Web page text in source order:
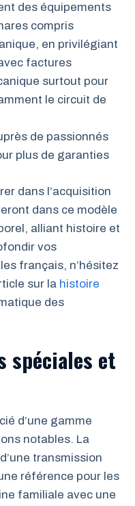
des équipements
compris
en privilégiant
factures
surtout pour
le circuit de
de passionnés
plus de garanties
dans l’acquisition
dans ce modèle
alliant histoire et
vos
français, n’hésitez
sur la histoire
des
spéciales et
d’une gamme
notables. La
transmission
référence pour les
familiale avec une